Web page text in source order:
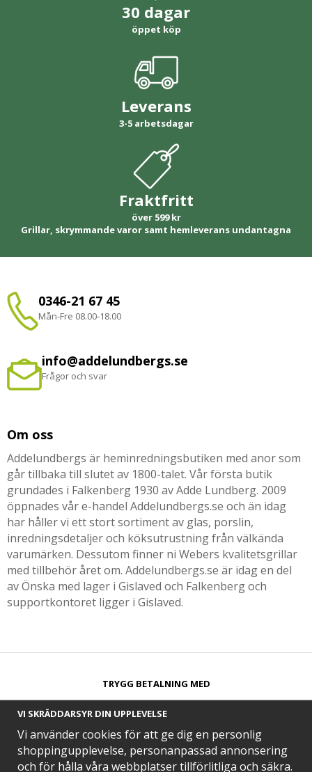
30 dagar
öppet köp
Leverans
3-5 arbetsdagar
Fraktfritt
över 599 kr
Grillar, skrymmande varor samt hemleverans undantagna
0346-21 67 45
Mån-Fre 08.00-18.00
info@addelundbergs.se
Frågor och svar
Om oss
Addelundbergs är heminredningsbutiken med anor som
går tillbaka till slutet av 1800-talet. Vår första butik
grundades i Falkenberg 1930 av Adde Lundberg. 2009
öppnades vår e-handel Addelundbergs.se och än idag
har håller vi ett stort sortiment av glas, porslin,
inredningsdetaljer och köksutrustning från välkända
varumärken. Dessutom finner ni Webers kvalitetsgrillar
med tillbehör året om. Addelundbergs.se är idag en del
av Önska med lager i Gislaved och Falkenberg och
supportkontoret ligger i Gislaved.
TRYGG BETALNING MED​
VI SKRÄDDARSYR DIN UPPLEVELSE
Vi använder cookies för att ge dig en personlig
shoppingupplevelse, personanpassad annonsering
och för hålla våra webbplatser tillförlitliga och säkra.